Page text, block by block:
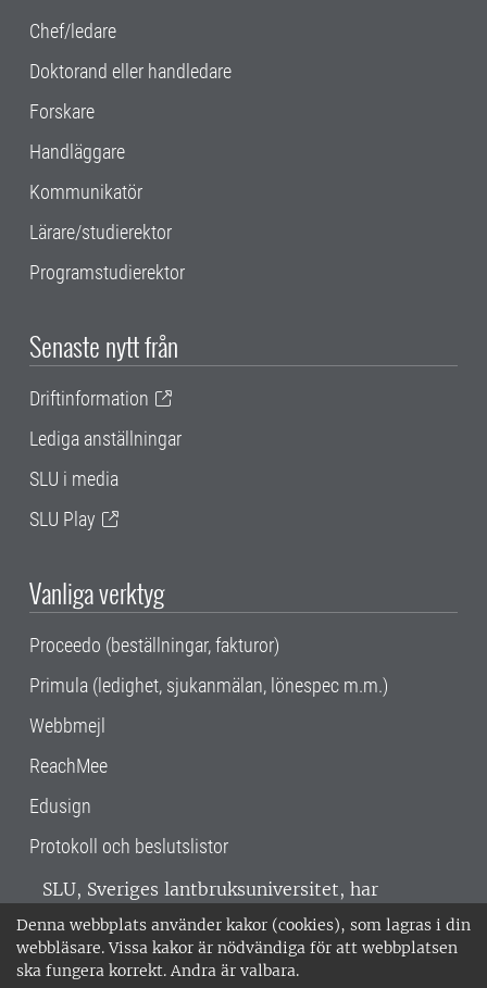
Denna webbplats använder kakor (cookies), som lagras i din
webbläsare. Vissa kakor är nödvändiga för att webbplatsen
ska fungera korrekt. Andra är valbara.
Chef/ledare
Doktorand eller handledare
Forskare
Handläggare
Kommunikatör
Lärare/studierektor
Programstudierektor
Senaste nytt från
Driftinformation
Lediga anställningar
SLU i media
SLU Play
Vanliga verktyg
Proceedo (beställningar, fakturor)
Primula (ledighet, sjukanmälan, lönespec m.m.)
Webbmejl
ReachMee
Edusign
Protokoll och beslutslistor
SLU, Sveriges lantbruksuniversitet, har
verksamhet över hela Sverige. Huvudorter är
Alnarp, Uppsala och Umeå.SLU är
miljöcertifierat enligt ISO 14001. •